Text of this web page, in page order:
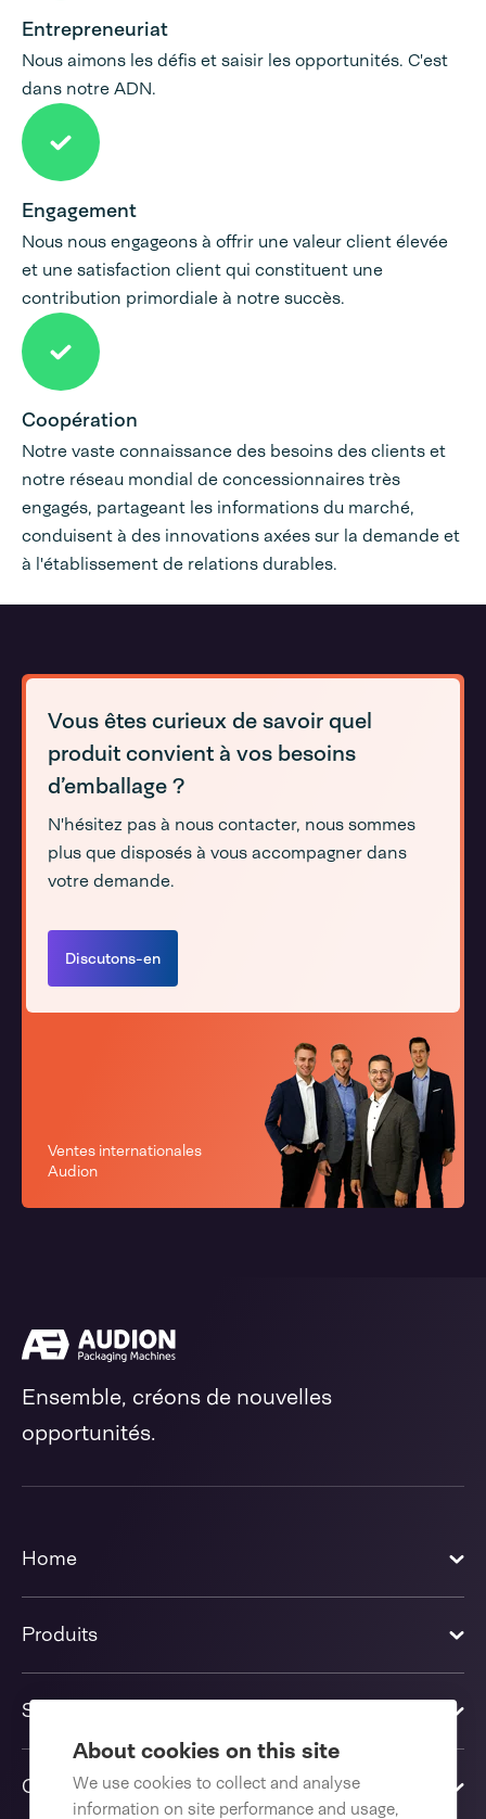
About cookies on this site
We use cookies to collect and analyse
information on site performance and usage,
Entrepreneuriat
Nous aimons les défis et saisir les opportunités. C'est
dans notre ADN.
Engagement
Nous nous engageons à offrir une valeur client élevée
et une satisfaction client qui constituent une
contribution primordiale à notre succès.
Coopération
Notre vaste connaissance des besoins des clients et
notre réseau mondial de concessionnaires très
engagés, partageant les informations du marché,
conduisent à des innovations axées sur la demande et
à l'établissement de relations durables.
Vous êtes curieux de savoir quel
produit convient à vos besoins
d’emballage ?
N'hésitez pas à nous contacter, nous sommes
plus que disposés à vous accompagner dans
votre demande.
Discutons-en
Ventes internationales
Audion
Ensemble, créons de nouvelles
opportunités.
Home
Produits
Solutions
Contactez-nous